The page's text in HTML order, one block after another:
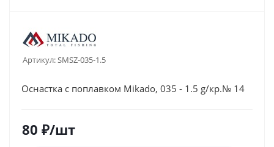
Артикул:SMSZ-035-1.5
Оснастка с поплавком Mikado, 035 - 1.5 g/кр.№ 14
80 ₽/шт